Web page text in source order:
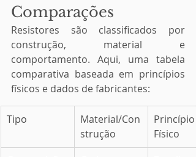
Comparações
Resistores são classificados por
construção, material e
comportamento. Aqui, uma tabela
comparativa baseada em princípios
físicos e dados de fabricantes:
Tipo
Material/Con
strução
Princípio
Físico